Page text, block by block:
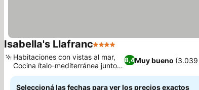
Isabella's Llafranc4 Estrellas
8,4Muy bueno (3.039
Habitaciones con vistas al mar,
Cocina ítalo-mediterránea junto
al mar
Seleccioná las fechas para ver los precios exactos